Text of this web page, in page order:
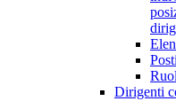
Dirigenti